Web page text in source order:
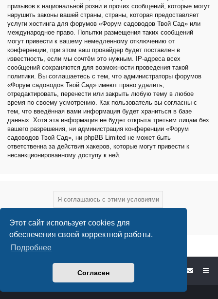
Этот сайт использует cookies для
обеспечения своей корректной работы.
Подробнее
Согласен
призывов к национальной розни и прочих сообщений, которые могут
нарушить законы вашей страны, страны, которая предоставляет
услуги хостинга для форумов «Форум садоводов Твой Сад» или
международное право. Попытки размещения таких сообщений
могут привести к вашему немедленному отключению от
конференции, при этом ваш провайдер будет поставлен в
известность, если мы сочтём это нужным. IP-адреса всех
сообщений сохраняются для возможности проведения такой
политики. Вы соглашаетесь с тем, что администраторы форумов
«Форум садоводов Твой Сад» имеют право удалить,
отредактировать, перенести или закрыть любую тему в любое
время по своему усмотрению. Как пользователь вы согласны с
тем, что введённая вами информация будет храниться в базе
данных. Хотя эта информация не будет открыта третьим лицам без
вашего разрешения, ни администрация конференции «Форум
садоводов Твой Сад», ни phpBB Limited не может быть
ответственна за действия хакеров, которые могут привести к
несанкционированному доступу к ней.
Форум садоводов - список форумов